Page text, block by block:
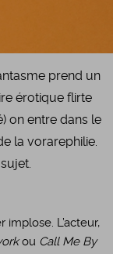
prend un
érotique flirte
on entre dans le
la vorarephilie.
implose. L’acteur,
ou Call Me By